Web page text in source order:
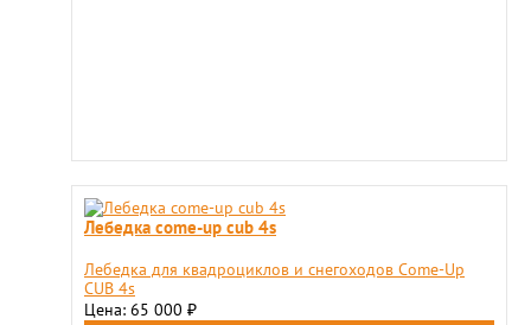
Лебедка come-up cub 4s
Лебедка для квадроциклов и снегоходов Come-Up
CUB 4s
Цена: 65 000 ₽